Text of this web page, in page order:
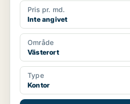
Pris pr. md.
Inte angivet
Område
Västerort
Type
Kontor